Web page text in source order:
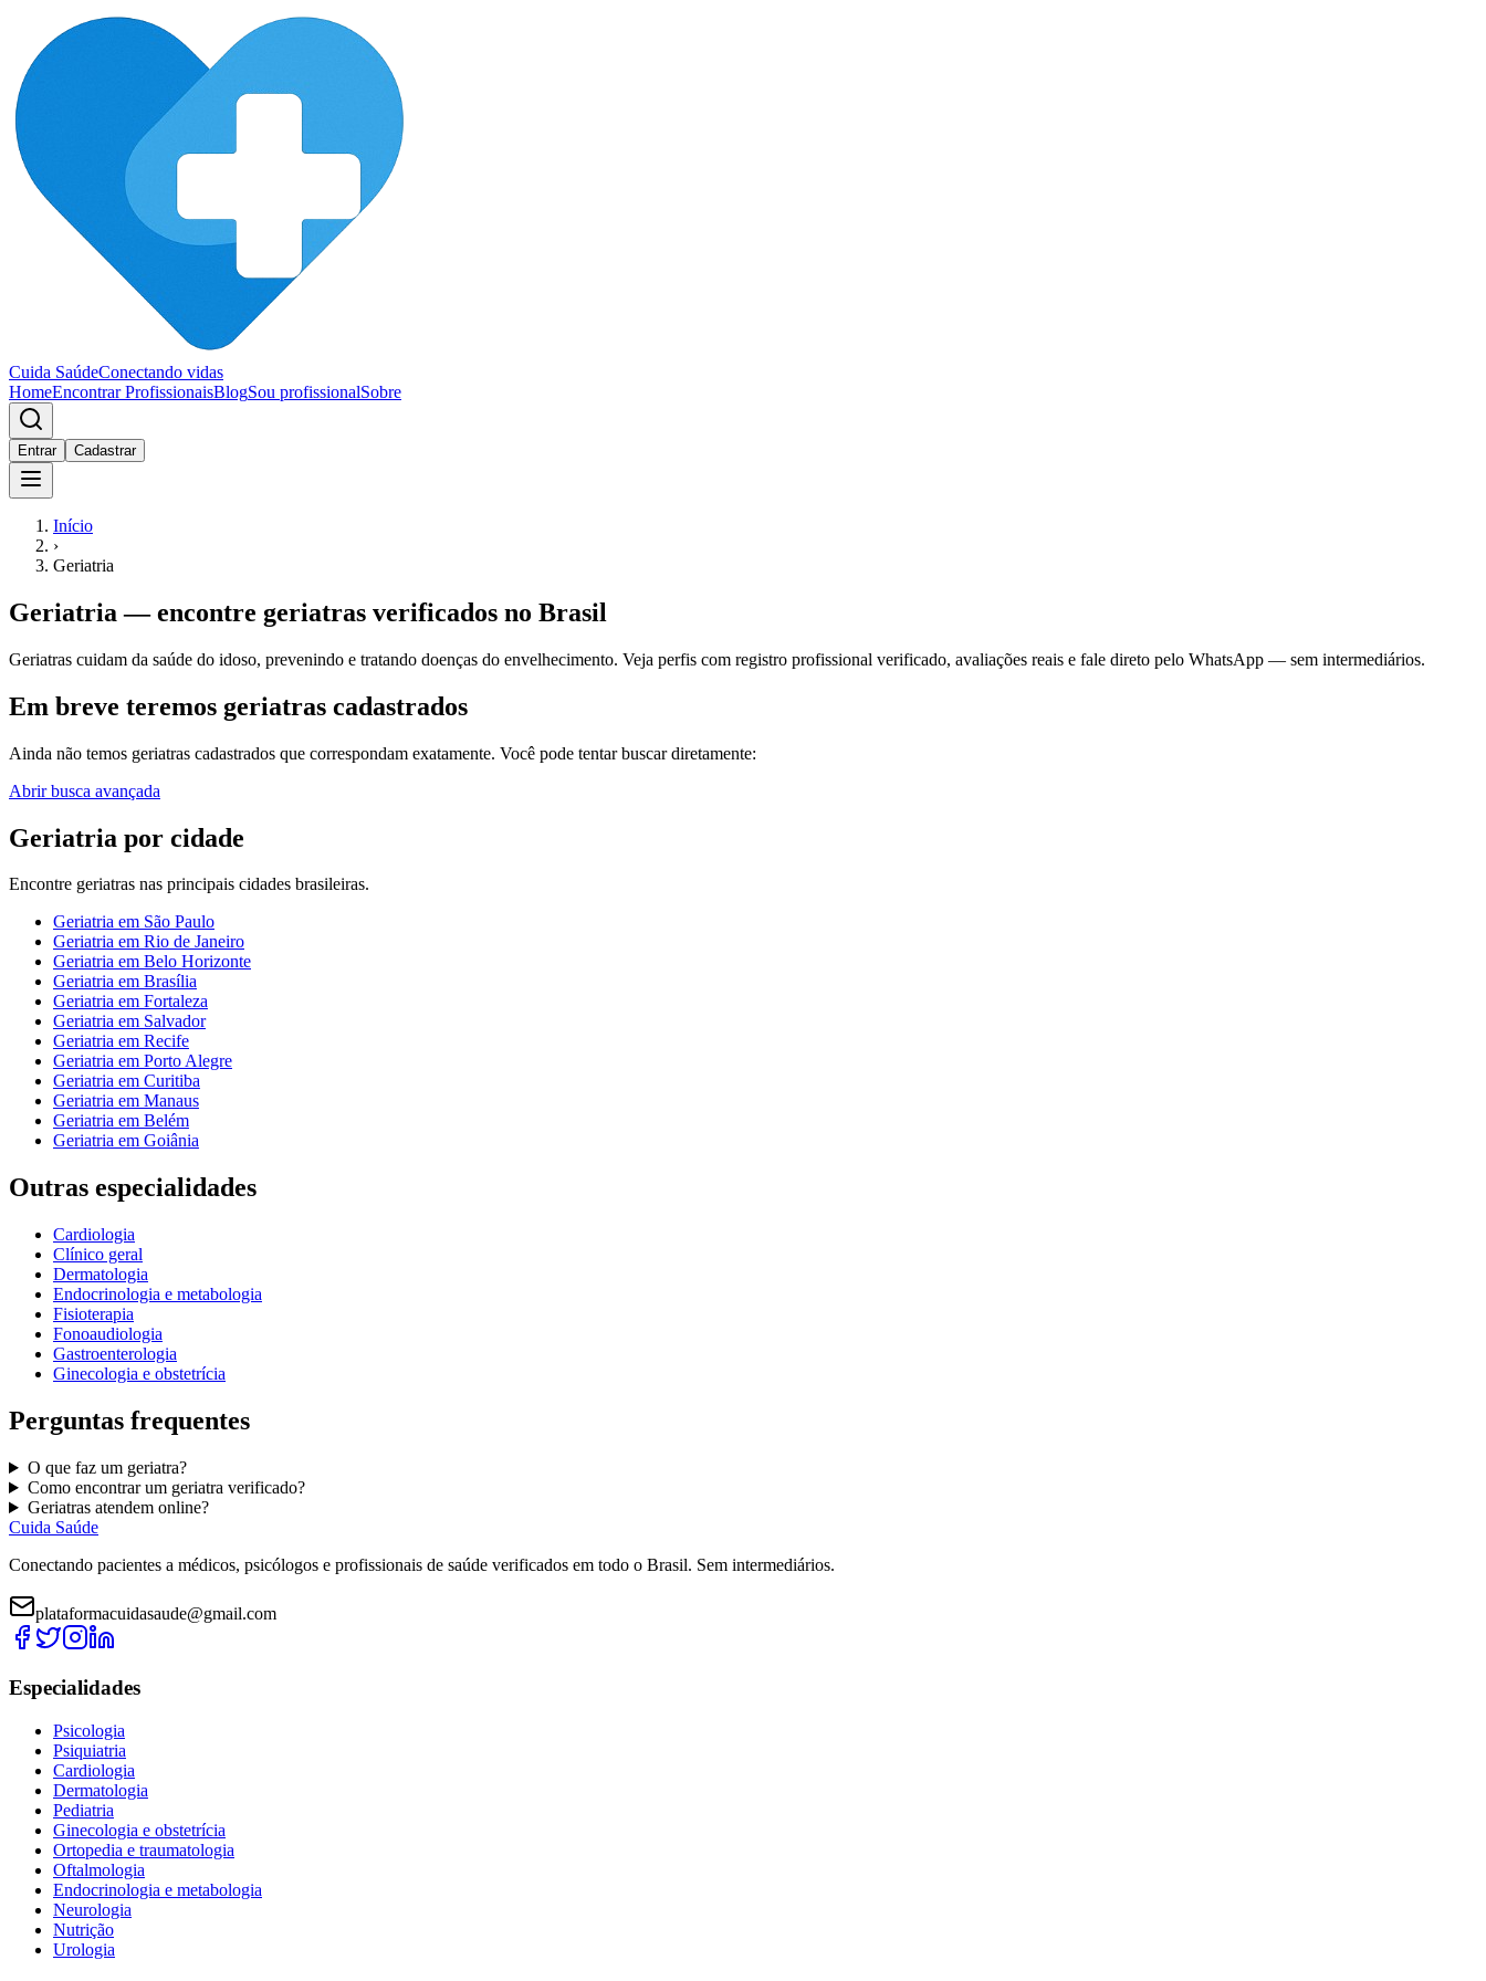
Cuida SaúdeConectando vidas
HomeEncontrar ProfissionaisBlogSou profissionalSobre
Entrar Cadastrar
Início
›
Geriatria
Geriatria — encontre geriatras verificados no Brasil
Geriatras cuidam da saúde do idoso, prevenindo e tratando doenças do envelhecimento. Veja perfis com registro profissional verificado, avaliações reais e fale direto pelo WhatsApp — sem intermediários.
Em breve teremos geriatras cadastrados
Ainda não temos geriatras cadastrados que correspondam exatamente. Você pode tentar buscar diretamente:
Abrir busca avançada
Geriatria por cidade
Encontre geriatras nas principais cidades brasileiras.
Geriatria em São Paulo
Geriatria em Rio de Janeiro
Geriatria em Belo Horizonte
Geriatria em Brasília
Geriatria em Fortaleza
Geriatria em Salvador
Geriatria em Recife
Geriatria em Porto Alegre
Geriatria em Curitiba
Geriatria em Manaus
Geriatria em Belém
Geriatria em Goiânia
Outras especialidades
Cardiologia
Clínico geral
Dermatologia
Endocrinologia e metabologia
Fisioterapia
Fonoaudiologia
Gastroenterologia
Ginecologia e obstetrícia
Perguntas frequentes
O que faz um geriatra?
Como encontrar um geriatra verificado?
Geriatrasatendem online?
Cuida Saúde
Conectando pacientes a médicos, psicólogos e profissionais de saúde verificados em todo o Brasil. Sem intermediários.
plataformacuidasaude@gmail.com
Especialidades
Psicologia
Psiquiatria
Cardiologia
Dermatologia
Pediatria
Ginecologia e obstetrícia
Ortopedia e traumatologia
Oftalmologia
Endocrinologia e metabologia
Neurologia
Nutrição
Urologia